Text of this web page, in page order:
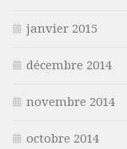
janvier 2015
décembre 2014
novembre 2014
octobre 2014